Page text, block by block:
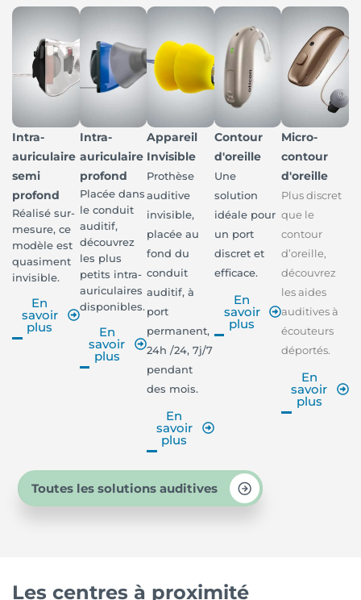
Intra-
auriculaire
semi
profond
Réalisé sur-
mesure, ce
modèle est
quasiment
invisible.
En
savoir
plus
Intra-
auriculaire
profond
Placée dans
le conduit
auditif,
découvrez
les plus
petits intra-
auriculaires
disponibles.
En
savoir
plus
Appareil
Invisible
Prothèse
auditive
invisible,
placée au
fond du
conduit
auditif, à
port
permanent,
24h /24, 7j/7
pendant
des mois.
En
savoir
plus
Contour
d'oreille
Une
solution
idéale pour
un port
discret et
efficace.
En
savoir
plus
Micro-
contour
d'oreille
Plus discret
que le
contour
d’oreille,
découvrez
les aides
auditives à
écouteurs
déportés.
En
savoir
plus
Toutes les solutions auditives
Les centres à proximité